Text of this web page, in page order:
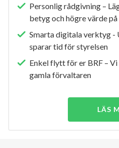
Personlig rådgivning –
betyg och högre värde
Smarta digitala verktyg
sparar tid för styrelsen
Enkel flytt för er BRF –
gamla förvaltaren
LÄS